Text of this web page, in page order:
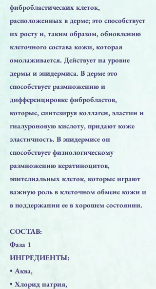
фибробластических клеток,
расположенных в дерме; это способствует
их росту и, таким образом, обновлению
клеточного состава кожи, которая
омолаживается. Действует на уровне
дермы и эпидермиса. В дерме это
способствует размножению и
дифференцировке фибробластов,
которые, синтезируя коллаген, эластин и
гиалуроновую кислоту, придают коже
эластичность. В эпидермисе он
способствует физиологическому
размножению кератиноцитов,
эпителиальных клеток, которые играют
важную роль в клеточном обмене кожи и
в поддержании ее в хорошем состоянии.
СОСТАВ:
Фаза 1
ИНГРЕДИЕНТЫ:
• Аква,
• Хлорид натрия,